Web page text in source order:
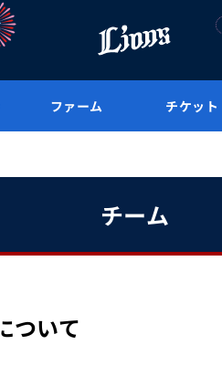
ファーム チケット
チーム
ついて